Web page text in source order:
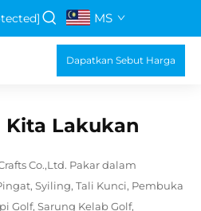
MS
Dapatkan Sebut Harga
Kita Lakukan
Co.,Ltd. Pakar dalam
Syiling, Tali Kunci, Pembuka
Golf, Sarung Kelab Golf,